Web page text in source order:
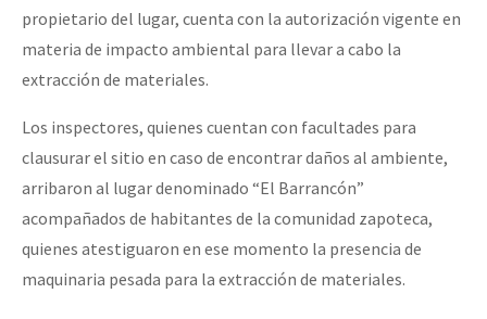
propietario del lugar, cuenta con la autorización vigente en
materia de impacto ambiental para llevar a cabo la
extracción de materiales.
Los inspectores, quienes cuentan con facultades para
clausurar el sitio en caso de encontrar daños al ambiente,
arribaron al lugar denominado “El Barrancón”
acompañados de habitantes de la comunidad zapoteca,
quienes atestiguaron en ese momento la presencia de
maquinaria pesada para la extracción de materiales.